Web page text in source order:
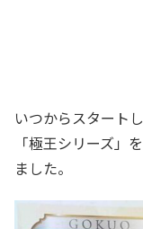
いつからスタート
「極王シリーズ」
ました。